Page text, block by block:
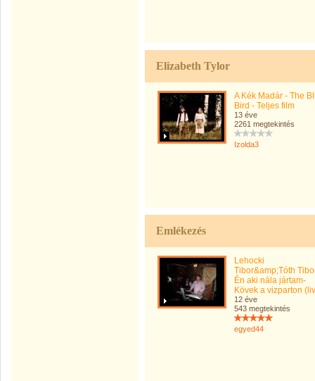
Elizabeth Tylor
A Kék Madár - The
Bird - Teljes film
13 éve
2261 megtekintés
Izolda3
Emlékezés
Lehocki
Tibor&amp;Tóth
Én aki nála jártam-
Kövek a vizparton
12 éve
543 megtekintés
egyed44